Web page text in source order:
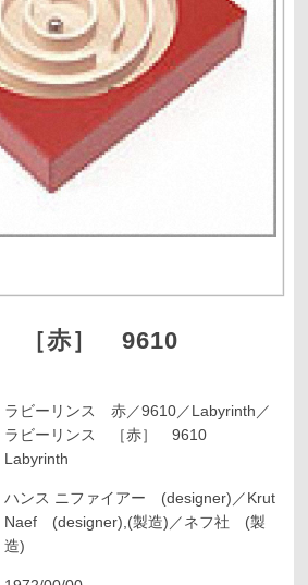
［赤］ 9610
ラビーリンス 赤／9610／Labyrinth／
ラビーリンス ［赤］ 9610
Labyrinth
ハンス ニファイアー (designer)／Krut
Naef (designer),(製造)／ネフ社 (製
造)